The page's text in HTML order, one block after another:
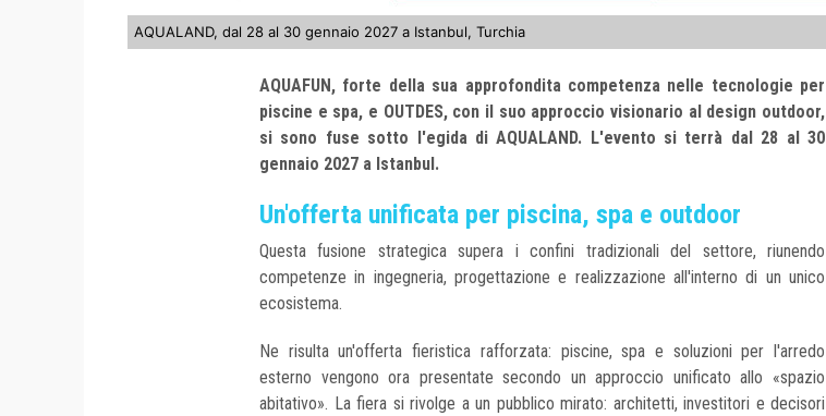
AQUALAND, dal 28 al 30 gennaio 2027 a Istanbul, Turchia
AQUAFUN, forte della sua approfondita competenza nelle tecnologie per
piscine e spa, e OUTDES, con il suo approccio visionario al design outdoor,
si sono fuse sotto l'egida di AQUALAND. L'evento si terrà dal 28 al 30
gennaio 2027 a Istanbul.
Un'offerta unificata per piscina, spa e outdoor
Questa fusione strategica supera i confini tradizionali del settore, riunendo
competenze in ingegneria, progettazione e realizzazione all'interno di un unico
ecosistema.
Ne risulta un'offerta fieristica rafforzata: piscine, spa e soluzioni per l'arredo
esterno vengono ora presentate secondo un approccio unificato allo «spazio
abitativo». La fiera si rivolge a un pubblico mirato: architetti, investitori e decisori